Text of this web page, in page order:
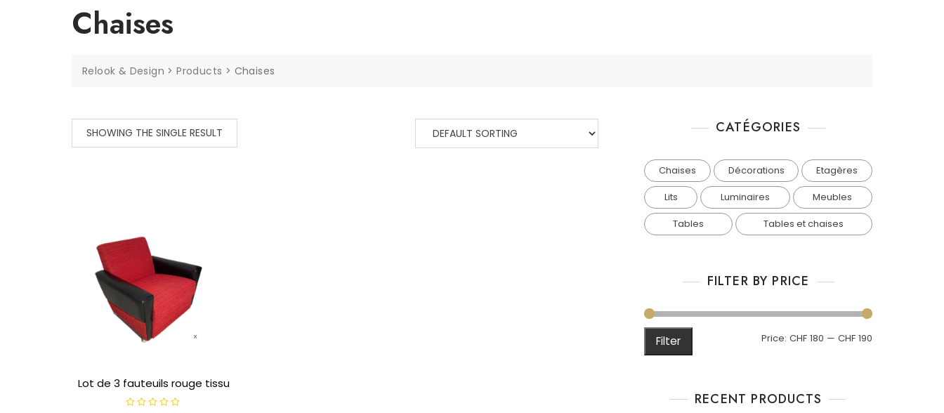
Chaises
Relook & Design >Products > Chaises
SHOWING THE SINGLE RESULT
Lot de 3 fauteuils rouge tissu
CATÉGORIES
Chaises Décorations
Etagères
Lits
Luminaires
Meubles
Tables
Tables et chaises
FILTER BY PRICE
Filter Price: CHF 180 — CHF 190
RECENT PRODUCTS